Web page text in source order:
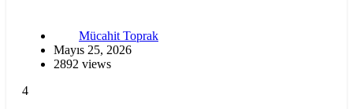
Mücahit Toprak
Mayıs 25, 2026
2892 views
4